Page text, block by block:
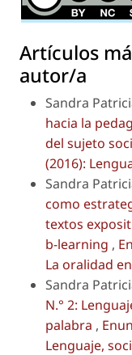
Artículos
autor/a
Sandra
hacia la
del sujeto
(2016):
Sandra
como
textos
b-learning ,
La oralidad
Sandra
N.° 2:
palabra ,
Lenguaje,